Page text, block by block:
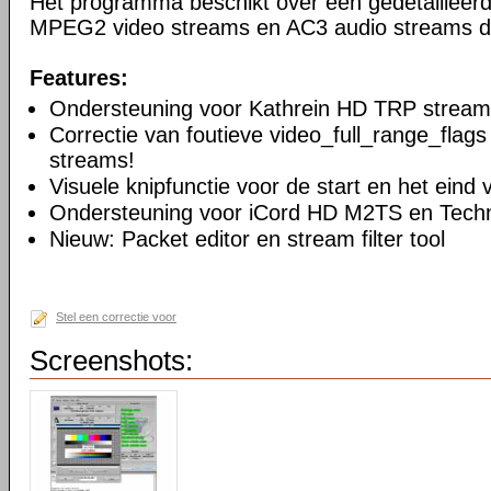
MPEG2 video streams en AC3 audio streams
Features:
Ondersteuning voor Kathrein HD TRP
Correctie van foutieve
streams!
Visuele knipfunctie voor de start en het eind
Ondersteuning voor iCord HD M2TS en
Nieuw: Packet editor en stream filter tool
Stel een correctie voor
Screenshots: